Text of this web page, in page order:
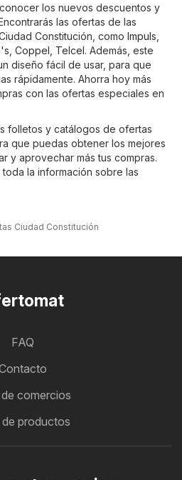
los nuevos descuentos y
las ofertas de las
Constitución, como Impuls
Coppel Telcel. Además, este
diseño fácil de usar, para que
rápidamente. Ahorra hoy más
con las ofertas especiales en
folletos y catálogos de ofertas
que puedas obtener los mejores
y aprovechar más tus compras.
la información sobre las
Ciudad Constitución
FAQ
comercios
de productos